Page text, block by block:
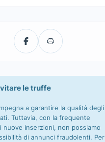
le truffe
a garantire la qualità degli
Tuttavia, con la frequente
nuove inserzioni, non possiamo
di annunci fraudolenti. Per